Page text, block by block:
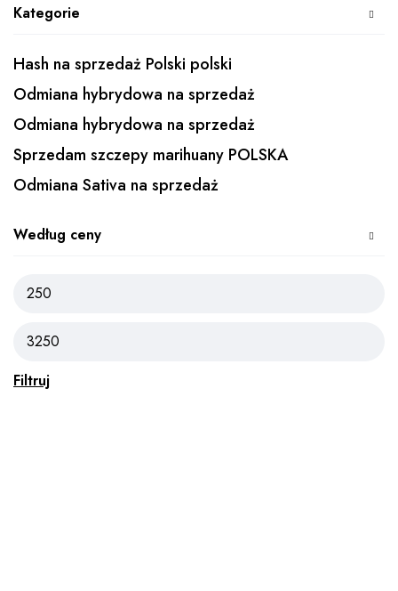
Kategorie
Hash na sprzedaż Polski polski
Odmiana hybrydowa na sprzedaż
Odmiana hybrydowa na sprzedaż
Sprzedam szczepy marihuany POLSKA
Odmiana Sativa na sprzedaż
Według ceny
Filtruj